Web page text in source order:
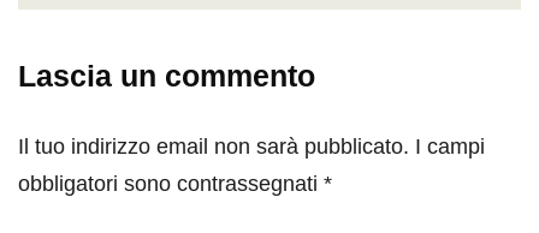
Lascia un commento
Il tuo indirizzo email non sarà pubblicato. I campi
obbligatori sono contrassegnati *